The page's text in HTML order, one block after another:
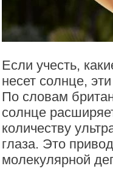
Если учесть,
несет солнце,
По словам
солнце
количеству
глаза. Это
молекулярной